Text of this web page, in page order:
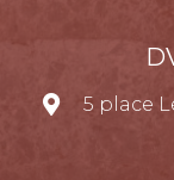
5 place